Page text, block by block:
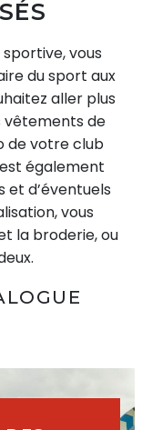
vous
du sport aux
aller plus
vêtements de
de votre club
également
et d’éventuels
vous
la broderie, ou